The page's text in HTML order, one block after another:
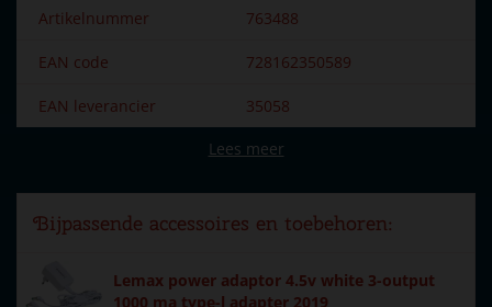
Artikelnummer 763488
EAN code 728162350589
EAN leverancier 35058
Lemax
Dorpsnaam Caddington Village
Locatie 025-F
Bebouwing
Lees meer
Bijpassende accessoires en toebehoren:
Lemax power adaptor 4.5v white 3-output
1000 ma type-l adapter 2019